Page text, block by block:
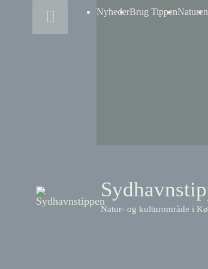
Above
NyhederBrug TippenNaturen
Natur- og kulturområde i